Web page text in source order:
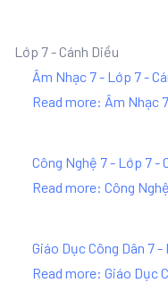
Lớp 7 - Cánh Diều
Âm Nhạc 7 - Lớp 7 -
Read more: Âm Nhạc
Công Nghệ 7 - Lớp 7 -
Read more: Công
Giáo Dục Công Dân 7
Read more: Giáo Dục